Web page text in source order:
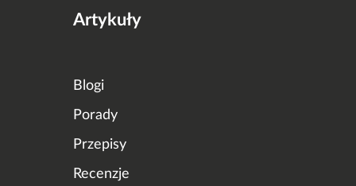
Artykuły
Blogi
Porady
Przepisy
Recenzje